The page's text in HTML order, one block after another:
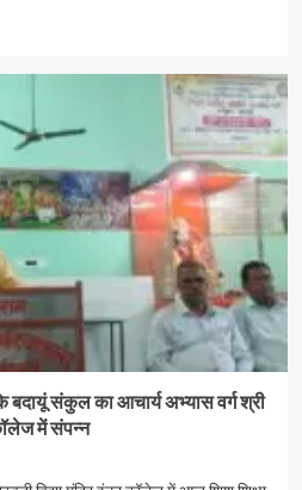
बदायूं संकुल का आचार्य अभ्यास वर्ग श्री
में संपन्न